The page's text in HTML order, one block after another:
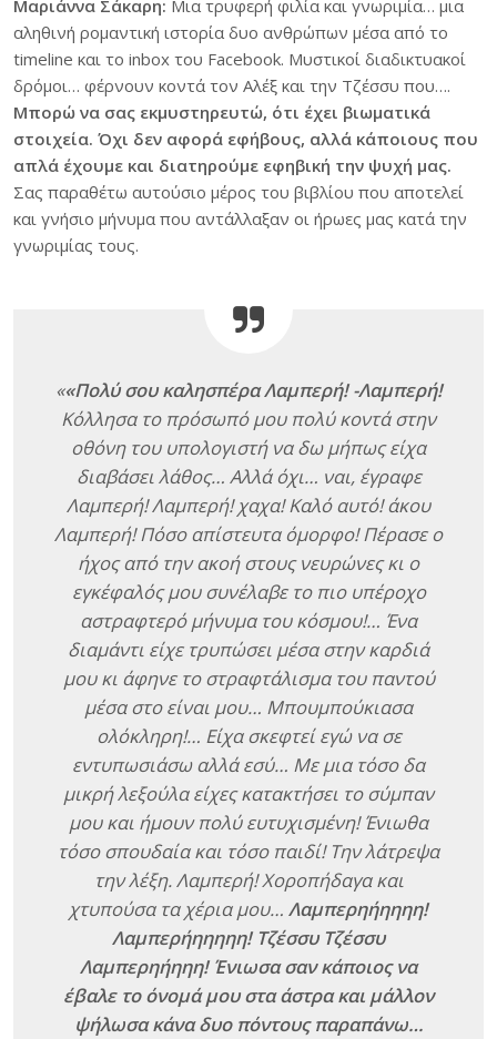
Μαριάννα Σάκαρη: Μια τρυφερή φιλία και γνωριμία… μια
αληθινή ρομαντική ιστορία δυο ανθρώπων μέσα από το
timeline και το inbox του Facebook. Μυστικοί διαδικτυακοί
δρόμοι… φέρνουν κοντά τον Αλέξ και την Τζέσσυ που….
Μπορώ να σας εκμυστηρευτώ, ότι έχει βιωματικά
στοιχεία. Όχι δεν αφορά εφήβους, αλλά κάποιους που
απλά έχουμε και διατηρούμε εφηβική την ψυχή μας.
Σας παραθέτω αυτούσιο μέρος του βιβλίου που αποτελεί
και γνήσιο μήνυμα που αντάλλαξαν οι ήρωες μας κατά την
γνωριμίας τους.
««Πολύ σου καλησπέρα Λαμπερή! -Λαμπερή!
Κόλλησα το πρόσωπό μου πολύ κοντά στην
οθόνη του υπολογιστή να δω μήπως είχα
διαβάσει λάθος… Αλλά όχι… ναι, έγραφε
Λαμπερή! Λαμπερή! χαχα! Καλό αυτό! άκου
Λαμπερή! Πόσο απίστευτα όμορφο! Πέρασε ο
ήχος από την ακοή στους νευρώνες κι ο
εγκέφαλός μου συνέλαβε το πιο υπέροχο
αστραφτερό μήνυμα του κόσμου!… Ένα
διαμάντι είχε τρυπώσει μέσα στην καρδιά
μου κι άφηνε το στραφτάλισμα του παντού
μέσα στο είναι μου… Μπουμπούκιασα
ολόκληρη!… Είχα σκεφτεί εγώ να σε
εντυπωσιάσω αλλά εσύ… Με μια τόσο δα
μικρή λεξούλα είχες κατακτήσει το σύμπαν
μου και ήμουν πολύ ευτυχισμένη! Ένιωθα
τόσο σπουδαία και τόσο παιδί! Την λάτρεψα
την λέξη. Λαμπερή! Χοροπήδαγα και
χτυπούσα τα χέρια μου… Λαμπερηήηηηη!
Λαμπερήηηηηη! Τζέσσυ Τζέσσυ
Λαμπερηήηηη! Ένιωσα σαν κάποιος να
έβαλε το όνομά μου στα άστρα και μάλλον
ψήλωσα κάνα δυο πόντους παραπάνω…